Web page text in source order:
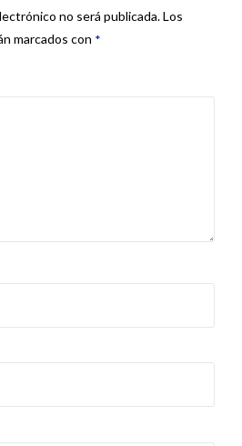
no será publicada.Los
marcados con *